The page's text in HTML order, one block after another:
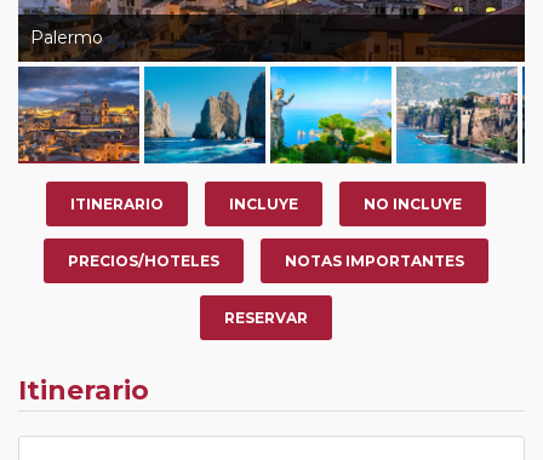
suplemento.
Palermo
ITINERARIO INCLUYE NO INCLUYE
PRECIOS/HOTELES NOTAS IMPORTANTES
RESERVAR
Itinerario